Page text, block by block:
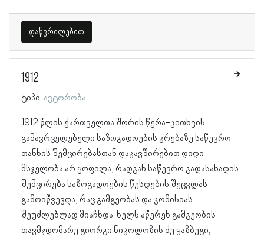
დაწვრილებით
1912
ტიპი: ავტორობა
1912 წლის ქართველთა შორის წერა-კითხვის
გამავრცელებელი საზოგადოების კრებაზე საწევრო
თანხის შემცირებასთან დაკავშირებით დიდი
მსჯელობა არ ყოფილა, რადგან საწევრო გადასახადის
შემცირება საზოგადოების წესდების შეცვლას
გამოიწვევდა, რაც გამგეობას და კომისიას
შეუძლებლად მიაჩნდა. ხელს აწერენ გამგეობის
თავმჯდომარე გიორგი ნიკოლოზის ძე ყაზბეგი,